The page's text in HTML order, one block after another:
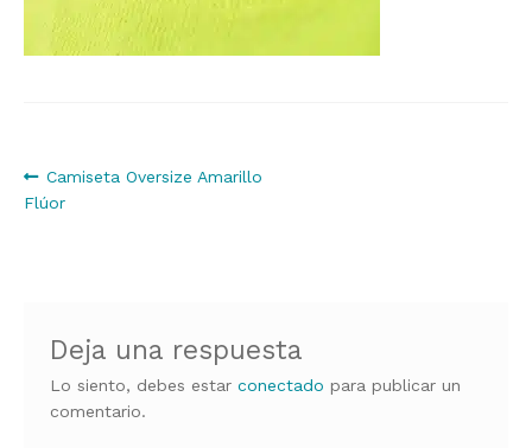
Navegación
de
Anterior:
Camiseta Oversize Amarillo
Flúor
Deja una respuesta
Lo siento, debes estarconectado para publicar un
comentario.